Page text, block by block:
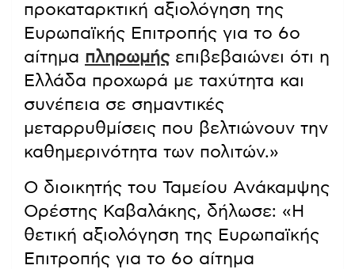
προκαταρκτική αξιολόγηση της
Ευρωπαϊκής Επιτροπής για το 6ο
αίτημα πληρωμήςεπιβεβαιώνει ότι η
Ελλάδα προχωρά με ταχύτητα και
συνέπεια σε σημαντικές
μεταρρυθμίσεις που βελτιώνουν την
καθημερινότητα των πολιτών.»
Ο διοικητής του Ταμείου Ανάκαμψης
Ορέστης Καβαλάκης, δήλωσε: «Η
θετική αξιολόγηση της Ευρωπαϊκής
Επιτροπής για το 6ο αίτημα